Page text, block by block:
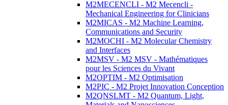
M2MECENCLI - M2 Mecencli -
Mechanical Engineering for Clinicians
M2MICAS - M2 Machine Learning,
Communications and Security
M2MOCHI - M2 Molecular Chemistry
and Interfaces
M2MSV - M2 MSV - Mathématiques
pour les Sciences du Vivant
M2OPTIM - M2 Optimisation
M2PIC - M2 Projet Innovation Conception
M2QNSLMT - M2 Quantum, Light,